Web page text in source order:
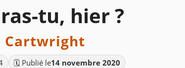
tu, hier ?
Cartwright
🗓️ Publié le14 novembre 2020